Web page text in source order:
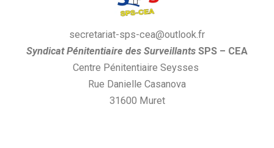
o
k
a
m
secretariat-sps-cea@outlook.fr
SyndicatPénitentiaire des Surveillants SPS – CEA
Centre Pénitentiaire Seysses
Rue Danielle Casanova
31600 Muret